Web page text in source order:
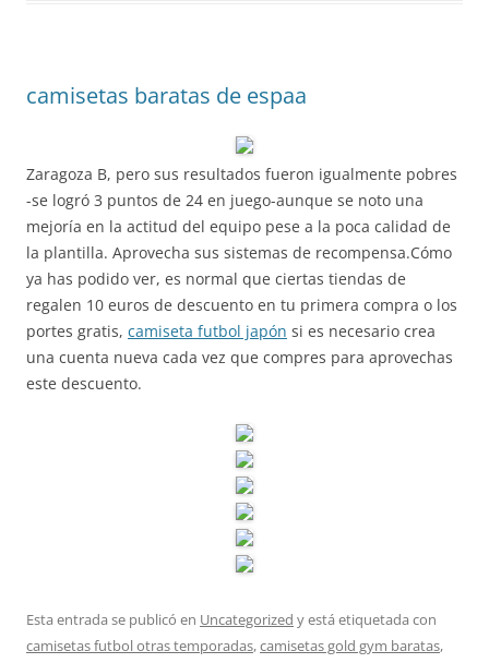
camisetas baratas de espaa
Zaragoza B, pero sus resultados fueron igualmente pobres
-se logró 3 puntos de 24 en juego-aunque se noto una
mejoría en la actitud del equipo pese a la poca calidad de
la plantilla. Aprovecha sus sistemas de recompensa.Cómo
ya has podido ver, es normal que ciertas tiendas de
regalen 10 euros de descuento en tu primera compra o los
portes gratis, camiseta futbol japón si es necesario crea
una cuenta nueva cada vez que compres para aprovechas
este descuento.
Esta entrada se publicó en Uncategorized y está etiquetada con
camisetas futbol otras temporadas,camisetas gold gym baratas,